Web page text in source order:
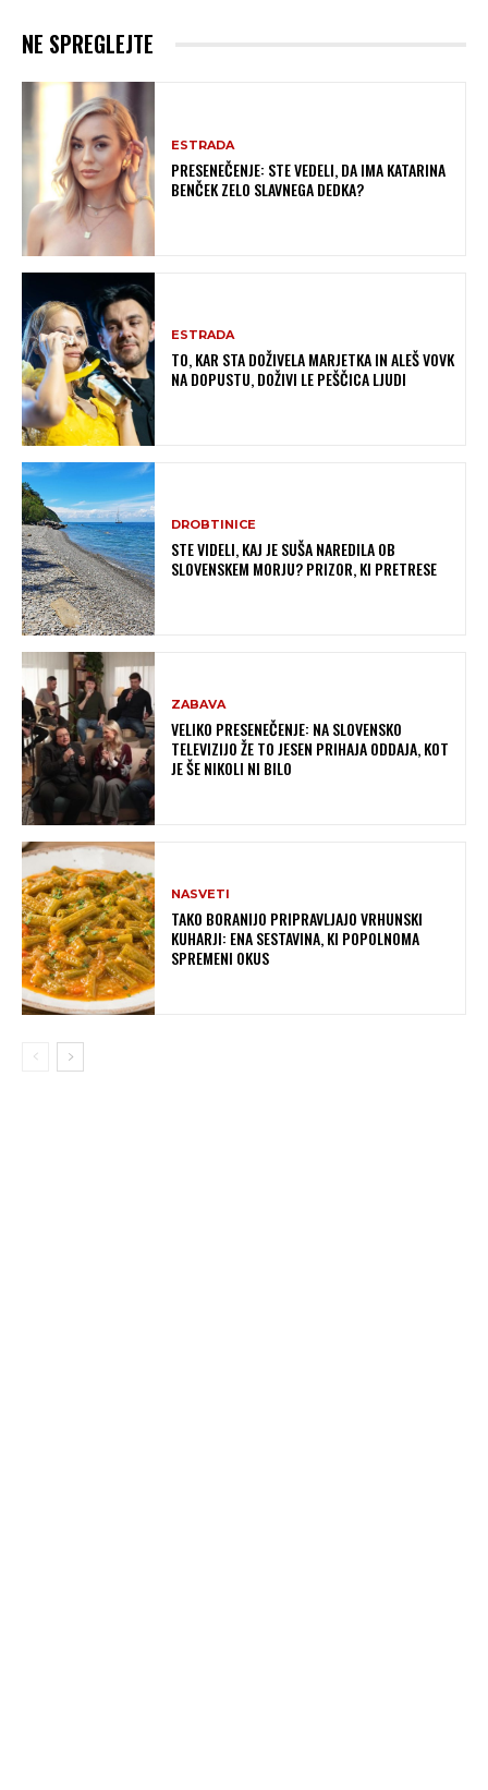
NE SPREGLEJTE
ESTRADA
PRESENEČENJE: STE VEDELI, DA IMA KATARINA
BENČEK ZELO SLAVNEGA DEDKA?
ESTRADA
TO, KAR STA DOŽIVELA MARJETKA IN ALEŠ VOVK
NA DOPUSTU, DOŽIVI LE PEŠČICA LJUDI
DROBTINICE
STE VIDELI, KAJ JE SUŠA NAREDILA OB
SLOVENSKEM MORJU? PRIZOR, KI PRETRESE
ZABAVA
VELIKO PRESENEČENJE: NA SLOVENSKO
TELEVIZIJO ŽE TO JESEN PRIHAJA ODDAJA, KOT
JE ŠE NIKOLI NI BILO
NASVETI
TAKO BORANIJO PRIPRAVLJAJO VRHUNSKI
KUHARJI: ENA SESTAVINA, KI POPOLNOMA
SPREMENI OKUS